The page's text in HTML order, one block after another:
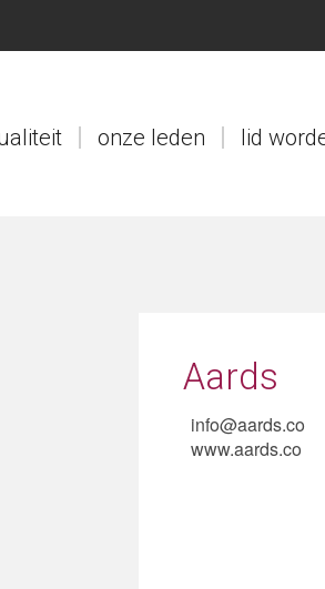
onze leden
lid
Aards
info@aards.co
www.aards.co